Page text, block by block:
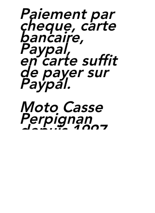
Paiement par
cheque, carte
bancaire,
Paypal,
en carte suffit
de payer sur
Paypal.
Moto Casse
Perpignan
depuis 1997